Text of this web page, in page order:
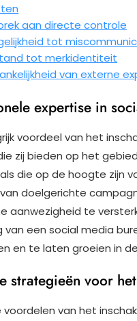
aan directe controle
tot
tot merkidentiteit
van externe
expertise in
voordeel van het
zij bieden op het
die op de hoogte zijn
doelgerichte
aanwezigheid te
van een social media
en te laten groeien in
strategieën voor
voordelen van het